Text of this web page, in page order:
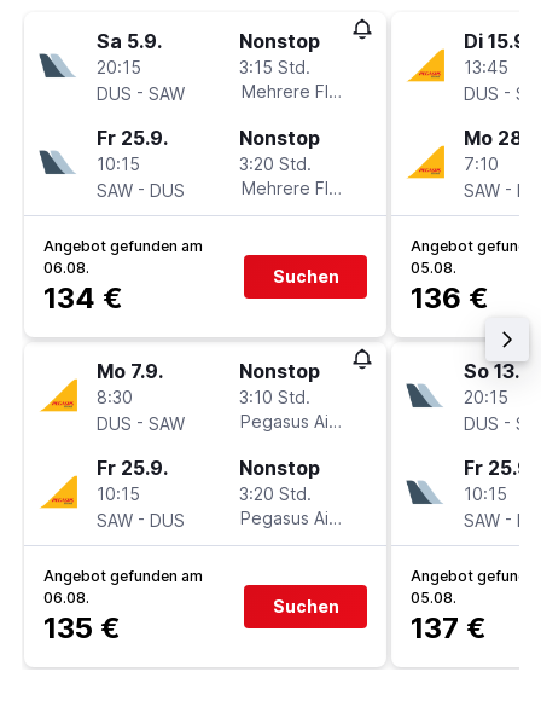
Sa 5.9.
20:15
DUS - SAW
Nonstop
3:15 Std.
Mehrere Fluglinien
Fr 25.9.
10:15
SAW - DUS
Nonstop
3:20 Std.
Mehrere Fluglinien
Angebot gefunden am
06.08.
134 €
Suchen
Mo 7.9.
8:30
DUS - SAW
Nonstop
3:10 Std.
Pegasus Airlines
Fr 25.9.
10:15
SAW - DUS
Nonstop
3:20 Std.
Pegasus Airlines
Angebot gefunden am
06.08.
135 €
Suchen
Di 15.9.
13:45
DUS -
Mo
7:10
SAW -
Angebot
05.08.
136 €
So 13.9.
20:15
DUS -
Fr 25.9.
10:15
SAW -
Angebot
05.08.
137 €